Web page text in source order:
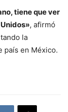
tiene que ver
, afirmó
la
país en México.